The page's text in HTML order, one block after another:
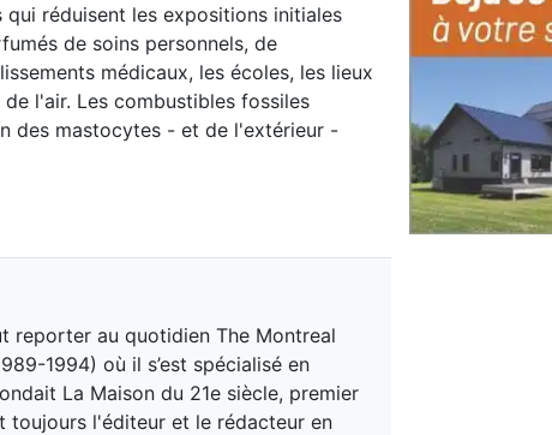
réduisent les expositions initiales
de soins personnels, de
médicaux, les écoles, les lieux
l'air. Les combustibles fossiles
des mastocytes - et de l'extérieur -
reporter au quotidien The Montreal
1994) où il s’est spécialisé en
La Maison du 21e siècle, premier
toujours l'éditeur et le rédacteur en